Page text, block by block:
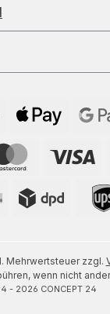
Mehrwertsteuer zzgl.
wenn nicht
- 2026 CONCEPT 24